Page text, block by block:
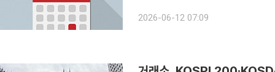
Corporate Day 참가 △달바글로벌,
2026-06-12 07:09